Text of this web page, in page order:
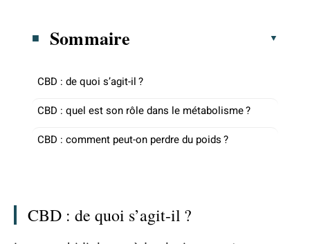
Sommaire
CBD : de quoi s’agit-il ?
CBD : quel est son rôle dans le métabolisme ?
CBD : comment peut-on perdre du poids ?
CBD : de quoi s’agit-il ?